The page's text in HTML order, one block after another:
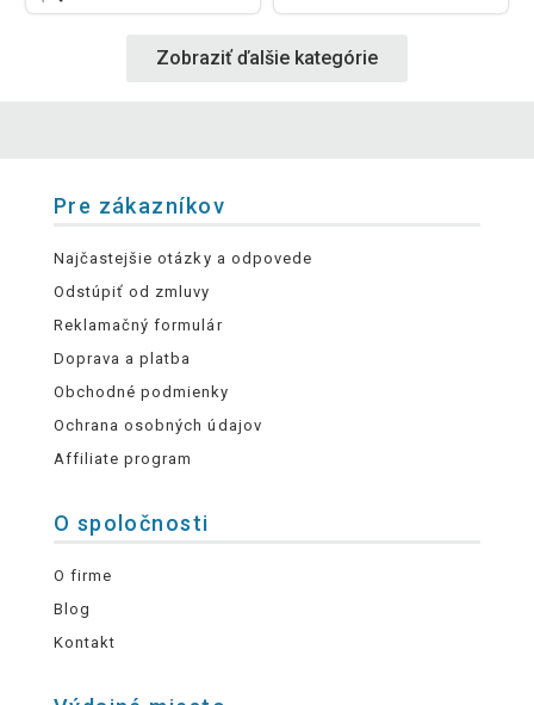
Zobraziť ďalšie kategórie
Pre zákazníkov
Najčastejšie otázky a odpovede
Odstúpiť od zmluvy
Reklamačný formulár
Doprava a platba
Obchodné podmienky
Ochrana osobných údajov
Affiliate program
O spoločnosti
O firme
Blog
Kontakt